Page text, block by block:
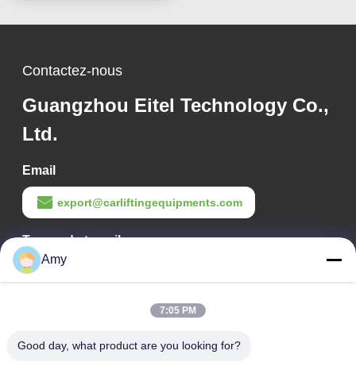
Contactez-nous
Guangzhou Eitel Technology Co.,
Ltd.
Email
export@carliftingequipments.com
Temps de travail
09:00-18:00
Route nationale 106, district de Huadu, ville de Guangzhou
Amy
7:05 PM
Good day, what product are you looking for?